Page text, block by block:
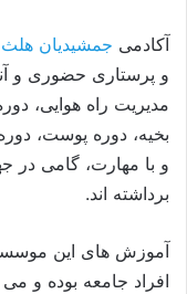
آکادمی جمشیدیان هلث
و پرستاری حضوری و
مدیریت راه هوایی،
بخیه، دوره پوست،
و با مهارت، گامی
برداشته اند.
آموزش های این
افراد جامعه بوده و